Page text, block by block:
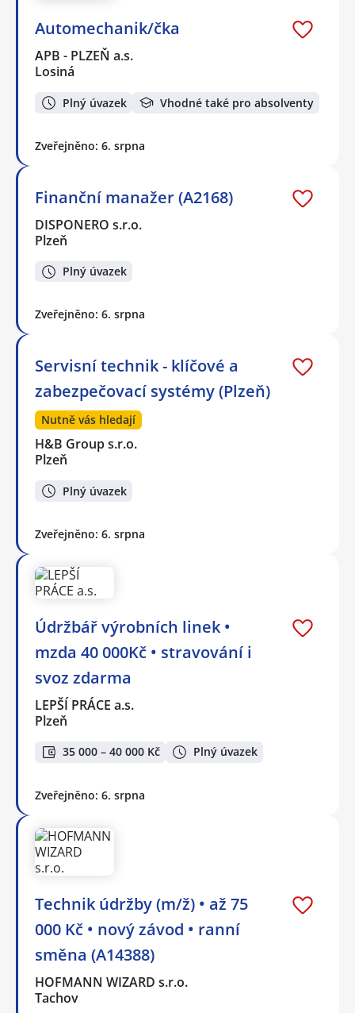
Automechanik/čka
APB - PLZEŇ a.s.
Losiná
Plný úvazek Vhodné také pro absolventy
Zveřejněno: 6. srpna
Finanční manažer (A2168)
DISPONERO s.r.o.
Plzeň
Plný úvazek
Zveřejněno: 6. srpna
Servisní technik - klíčové a
zabezpečovací systémy (Plzeň)
Nutně vás hledají
H&B Group s.r.o.
Plzeň
Plný úvazek
Zveřejněno: 6. srpna
Údržbář výrobních linek •
mzda 40 000Kč • stravování i
svoz zdarma
LEPŠÍ PRÁCE a.s.
Plzeň
35 000 – 40 000 Kč Plný úvazek
Zveřejněno: 6. srpna
Technik údržby (m/ž) • až 75
000 Kč • nový závod • ranní
směna (A14388)
HOFMANN WIZARD s.r.o.
Tachov